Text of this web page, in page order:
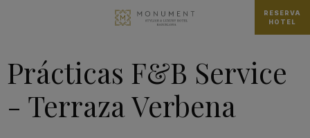
RESERVA
HOTEL
Prácticas F&B Service
- Terraza Verbena